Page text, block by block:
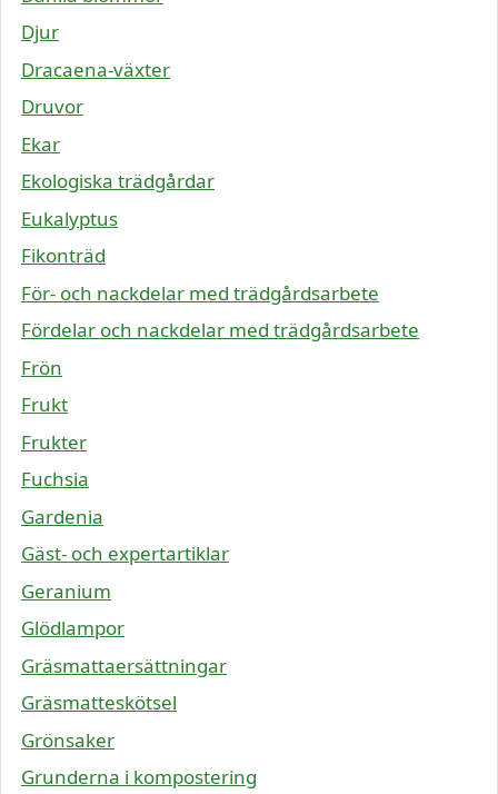
Djur
Dracaena-växter
Druvor
Ekar
Ekologiska trädgårdar
Eukalyptus
Fikonträd
För- och nackdelar med trädgårdsarbete
Fördelar och nackdelar med trädgårdsarbete
Frön
Frukt
Frukter
Fuchsia
Gardenia
Gäst- och expertartiklar
Geranium
Glödlampor
Gräsmattaersättningar
Gräsmatteskötsel
Grönsaker
Grunderna i kompostering